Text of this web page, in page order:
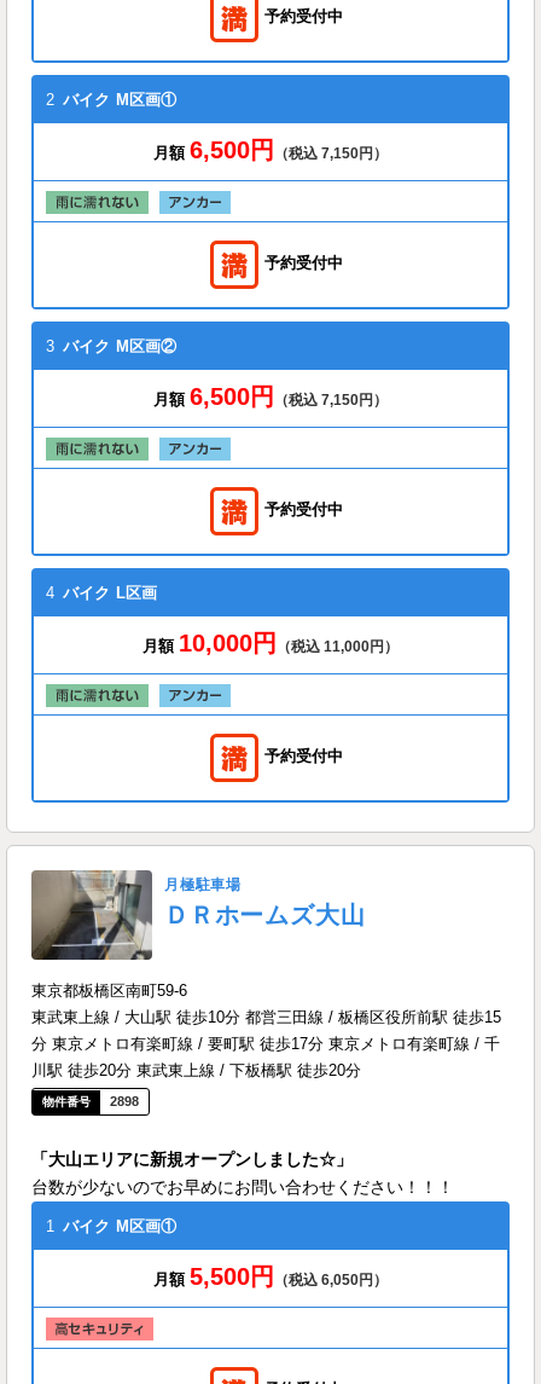
予約受付中
2 バイク M区画①
月額 6,500円 （税込 7,150円）
予約受付中
3 バイク M区画②
月額 6,500円 （税込 7,150円）
予約受付中
4 バイク L区画
月額 10,000円 （税込 11,000円）
予約受付中
月極駐車場
ＤＲホームズ大山
東京都板橋区南町59-6
東武東上線 / 大山駅 徒歩10分 都営三田線 / 板橋区役所前駅 徒歩15
分 東京メトロ有楽町線 / 要町駅 徒歩17分 東京メトロ有楽町線 / 千
川駅 徒歩20分 東武東上線 / 下板橋駅 徒歩20分
2898
「大山エリアに新規オープンしました☆」
台数が少ないのでお早めにお問い合わせください！！！
1 バイク M区画①
月額 5,500円 （税込 6,050円）